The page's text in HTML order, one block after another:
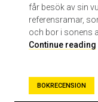
får besök av sin
referensramar,
och bor i sonens
Continue reading
BOKRECENSION